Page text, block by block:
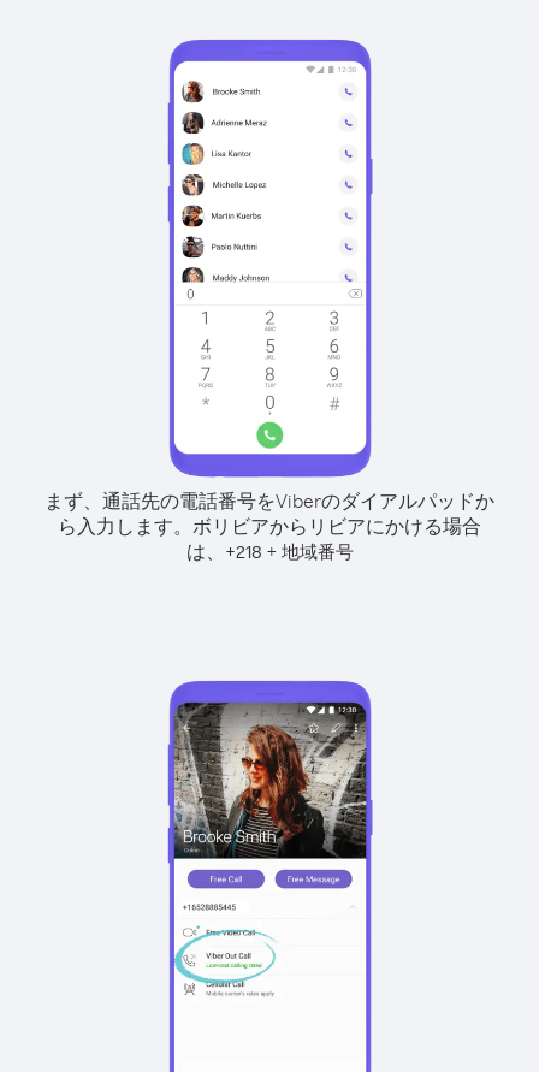
まず、通話先の電話番号をViberのダイアルパッドか
ら入力します。 ボリビアからリビアにかける場合
は、
+218 + 地域番号